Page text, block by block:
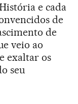
e cada
de
de
veio ao
exaltar os
seu